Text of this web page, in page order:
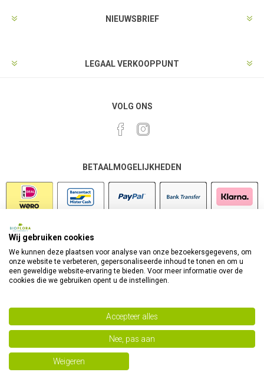
NIEUWSBRIEF
LEGAAL VERKOOPPUNT
VOLG ONS
BETAALMOGELIJKHEDEN
Powered bynopCommerce
Copyright 2026 Bioflora Health Products. Alle rechten
Wij gebruiken cookies
We kunnen deze plaatsen voor analyse van onze bezoekersgegevens, om
onze website te verbeteren, gepersonaliseerde inhoud te tonen en om u
een geweldige website-ervaring te bieden. Voor meer informatie over de
cookies die we gebruiken opent u de instellingen.
Accepteer alles
Nee, pas aan
Weigeren